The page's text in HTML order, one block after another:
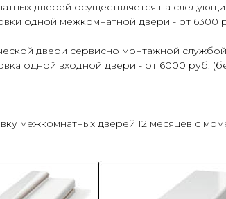
дверей осуществляется на
одной межкомнатной двери - от 6300
двери сервисно монтажной
одной входной двери - от 6000 руб.
межкомнатных дверей 12 месяцев с